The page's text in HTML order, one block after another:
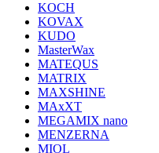
KOCH
KOVAX
KUDO
MasterWax
MATEQUS
MATRIX
MAXSHINE
MAxXT
MEGAMIX nano
MENZERNA
MIOL